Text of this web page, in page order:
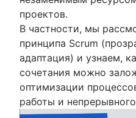
Инструменты
Демонстрация
ПО для ведения
Автоматизация
Сравнение
Инструменты
процессами
Зависимости
проектов.
В частности, мы
принципа Scrum
адаптация) и узнаем,
сочетания можно
оптимизации
работы и